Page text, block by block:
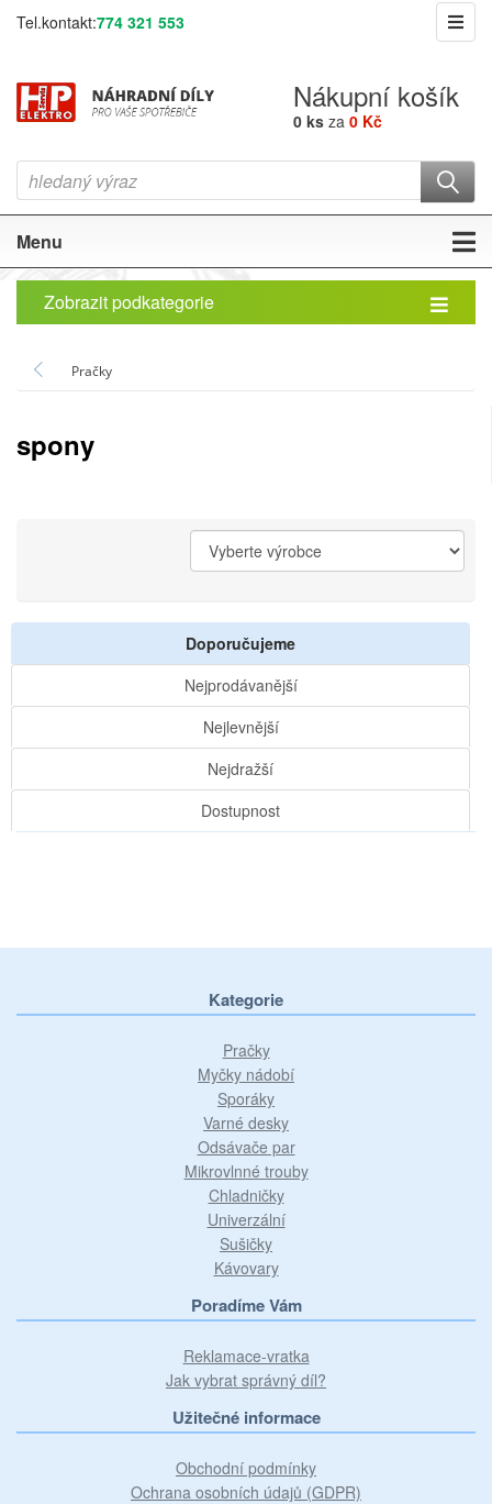
Tel.kontakt:774 321 553
Nákupní košík
0 ks za 0 Kč
Menu
Zobrazit podkategorie
Pračky
spony
Doporučujeme
Nejprodávanější
Nejlevnější
Nejdražší
Dostupnost
Kategorie
Pračky
Myčky nádobí
Sporáky
Varné desky
Odsávače par
Mikrovlnné trouby
Chladničky
Univerzální
Sušičky
Kávovary
Poradíme Vám
Reklamace-vratka
Jak vybrat správný díl?
Užitečné informace
Obchodní podmínky
Ochrana osobních údajů (GDPR)